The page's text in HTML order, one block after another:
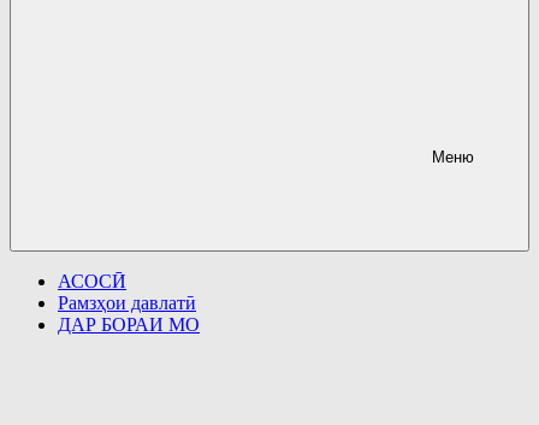
Меню
АСОСӢ
Рамзҳои давлатӣ
ДАР БОРАИ МО